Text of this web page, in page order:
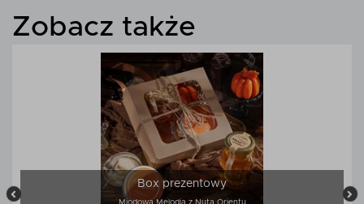
Zobacz także
Box prezentowy
Miodowa Melodia z Nutą Orientu